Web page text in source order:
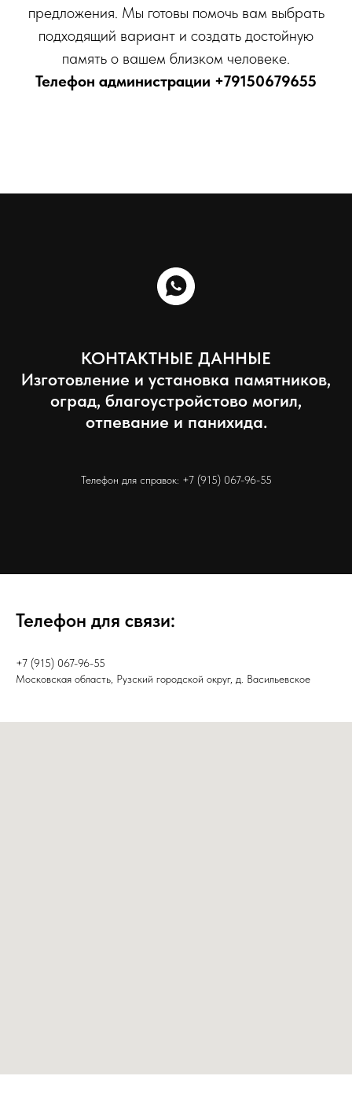
предложения. Мы готовы помочь вам выбрать
подходящий вариант и создать достойную
память о вашем близком человеке.
Телефон администрации +79150679655
КОНТАКТНЫЕ ДАННЫЕ
Изготовление и установка памятников,
оград, благоустройстово могил,
отпевание и панихида.
Телефон для справок: +7 (915) 067-96-55
Телефон для связи:
+7 (915) 067-96-55
Московская область, Рузский городской округ, д. Васильевское